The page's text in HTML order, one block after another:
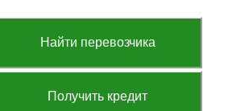
Найти перевозчика
Получить кредит